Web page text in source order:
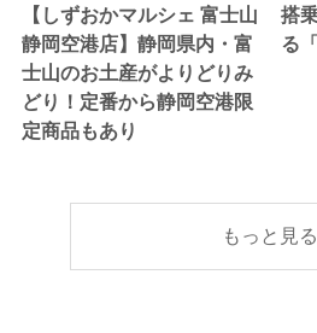
【しずおかマルシェ 富士山
静岡空港店】静岡県内・富
士山のお土産がよりどりみ
どり！定番から静岡空港限
定商品もあり
搭
る
もっと見る